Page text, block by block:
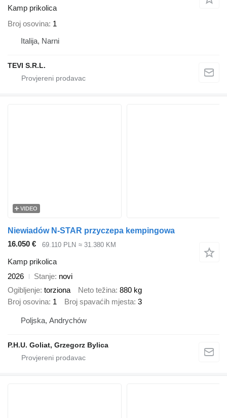
Kamp prikolica
Broj osovina 1
Italija, Narni
TEVI S.R.L.
VIDEO
Niewiadów N-STAR przyczepa kempingowa
16.050 €
69.110 PLN ≈ 31.380 KM
Kamp prikolica
2026
Stanje novi
Ogibljenje torziona Neto težina 880 kg
Broj osovina 1 Broj spavaćih mjesta 3
Poljska, Andrychów
P.H.U. Goliat, Grzegorz Bylica